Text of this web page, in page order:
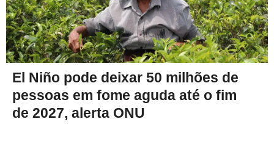
El Niño pode deixar 50 milhões de
pessoas em fome aguda até o fim
de 2027, alerta ONU